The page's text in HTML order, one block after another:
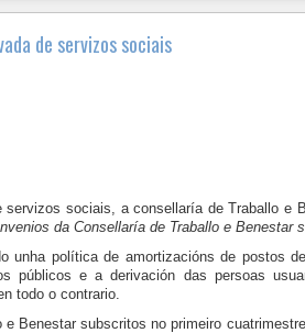
de servizos sociais
sociais, a consellaría de Traballo e
da Consellaría de Traballo e Benestar
unha política de amortizacións de postos
públicos e a derivación das persoas
todo o contrario.
Benestar subscritos no primeiro